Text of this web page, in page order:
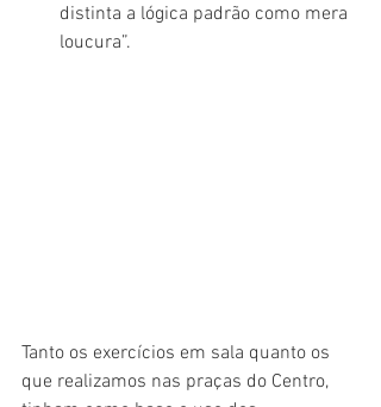
distinta a lógica padrão como mera
loucura”.
Tanto os exercícios em sala quanto os
que realizamos nas praças do Centro,